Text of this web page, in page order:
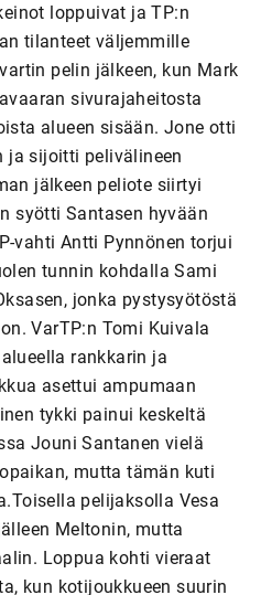
loppuivat ja TP:n
tilanteet väljemmille
pelin jälkeen, kun Mark
sivurajaheitosta
alueen sisään. Jone otti
ja sijoitti pelivälineen
jälkeen peliote siirtyi
syötti Santasen hyvään
vahti Antti Pynnönen torjui
tunnin kohdalla Sami
jonka pystysyötöstä
VarTP:n Tomi Kuivala
rankkarin ja
asettui ampumaan
tykki painui keskeltä
Jouni Santanen vielä
mutta tämän kuti
pelijaksolla Vesa
Meltonin, mutta
Loppua kohti vieraat
kun kotijoukkueen suurin